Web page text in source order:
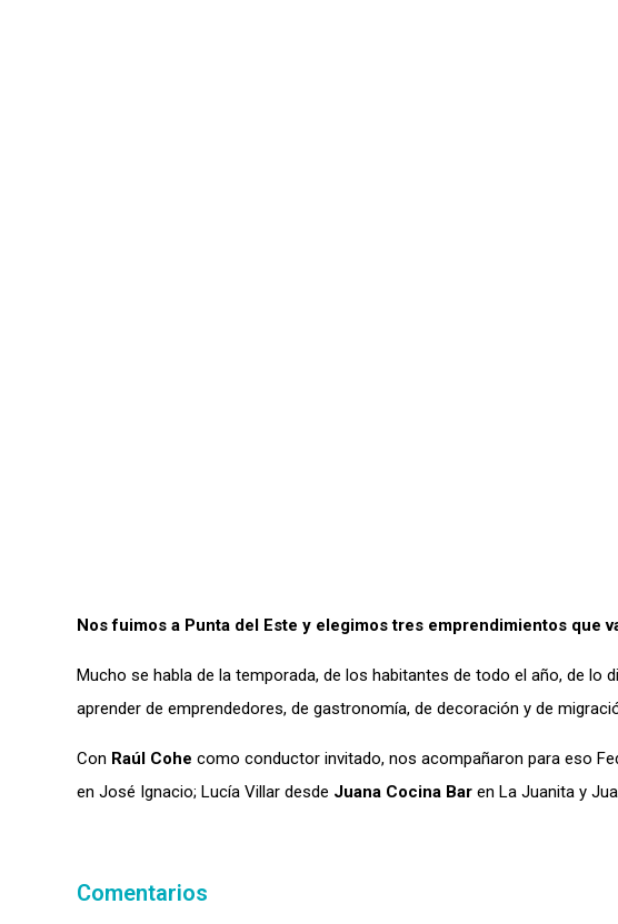
Nos fuimos a Punta del Este y elegimos tres emprendimientos que
Mucho se habla de la temporada, de los habitantes de todo el año, de lo
aprender de emprendedores, de gastronomía, de decoración y de
Con Raúl Cohe como conductor invitado, nos acompañaron para eso
en José Ignacio; Lucía Villar desde Juana Cocina Bar en La Juanita y
Comentarios